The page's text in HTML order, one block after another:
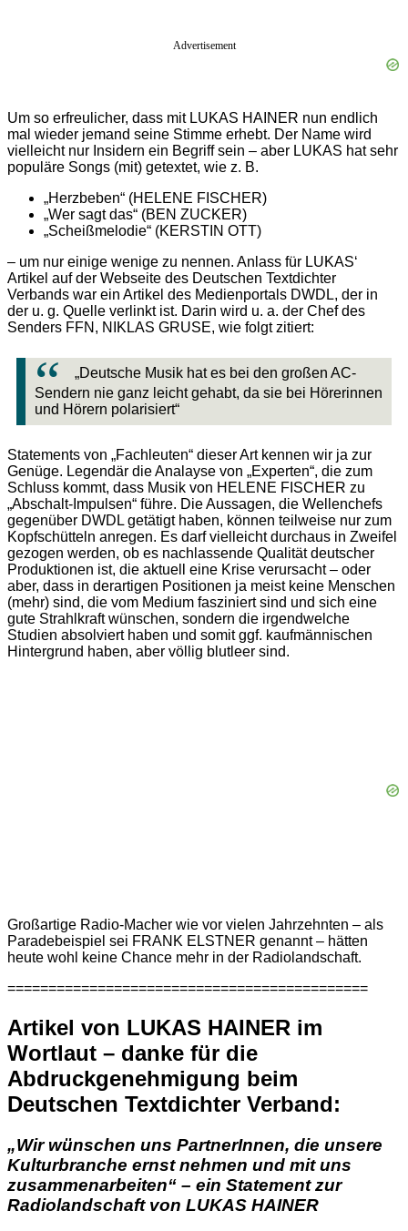
Advertisement
Um so erfreulicher, dass mit LUKAS HAINER nun endlich
mal wieder jemand seine Stimme erhebt. Der Name wird
vielleicht nur Insidern ein Begriff sein – aber LUKAS hat sehr
populäre Songs (mit) getextet, wie z. B.
„Herzbeben“ (HELENE FISCHER)
„Wer sagt das“ (BEN ZUCKER)
„Scheißmelodie“ (KERSTIN OTT)
– um nur einige wenige zu nennen. Anlass für LUKAS‘
Artikel auf der Webseite des Deutschen Textdichter
Verbands war ein Artikel des Medienportals DWDL, der in
der u. g. Quelle verlinkt ist. Darin wird u. a. der Chef des
Senders FFN, NIKLAS GRUSE, wie folgt zitiert:
„Deutsche Musik hat es bei den großen AC-
Sendern nie ganz leicht gehabt, da sie bei Hörerinnen
und Hörern polarisiert“
Statements von „Fachleuten“ dieser Art kennen wir ja zur
Genüge. Legendär die Analayse von „Experten“, die zum
Schluss kommt, dass Musik von HELENE FISCHER zu
„Abschalt-Impulsen“ führe. Die Aussagen, die Wellenchefs
gegenüber DWDL getätigt haben, können teilweise nur zum
Kopfschütteln anregen. Es darf vielleicht durchaus in Zweifel
gezogen werden, ob es nachlassende Qualität deutscher
Produktionen ist, die aktuell eine Krise verursacht – oder
aber, dass in derartigen Positionen ja meist keine Menschen
(mehr) sind, die vom Medium fasziniert sind und sich eine
gute Strahlkraft wünschen, sondern die irgendwelche
Studien absolviert haben und somit ggf. kaufmännischen
Hintergrund haben, aber völlig blutleer sind.
Großartige Radio-Macher wie vor vielen Jahrzehnten – als
Paradebeispiel sei FRANK ELSTNER genannt – hätten
heute wohl keine Chance mehr in der Radiolandschaft.
============================================
Artikel von LUKAS HAINER im
Wortlaut – danke für die
Abdruckgenehmigung beim
Deutschen Textdichter Verband:
„Wir wünschen uns PartnerInnen, die unsere
Kulturbranche ernst nehmen und mit uns
zusammenarbeiten“ – ein Statement zur
Radiolandschaft von LUKAS HAINER